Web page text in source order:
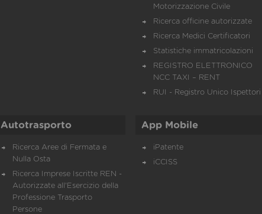
Motorizzazione Civile
Ricerca officine autorizzate
Ricerca Medici Certificatori
Statistiche immatricolazioni
REGISTRO ELETTRONICO
NCC TAXI – RENT
RUI - Registro Unico Ispettori
Autotrasporto
Ricerca Aree di Fermata e
Nulla Osta
Ricerca Imprese Iscritte REN -
Autorizzate all'Esercizio della
Professione Trasporto
Persone
App Mobile
iPatente
iCCISS